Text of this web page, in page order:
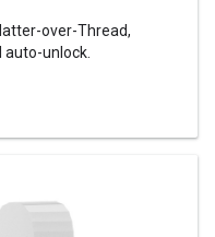
over-Thread,
auto-unlock.